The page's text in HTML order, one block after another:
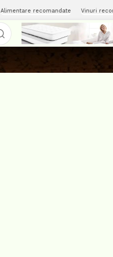
Alimentare recomandate Vinuri